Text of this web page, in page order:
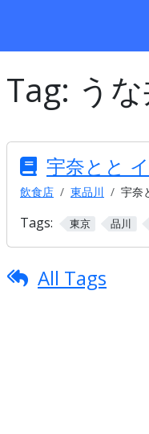
Tag: う
宇奈とと
飲食店 東品川 宇奈
Tags: 東京 品川
All Tags